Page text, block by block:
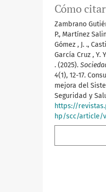
Cómo citar
Zambrano
P., Martínez
Gómez , J. .,
García Cruz , Y.
. (2025).
4(1), 12-17.
mejora del
Seguridad y
https://
hp/scc/article/